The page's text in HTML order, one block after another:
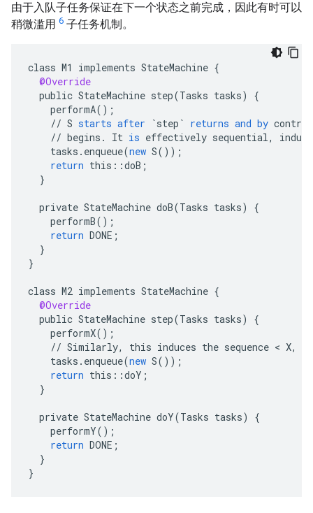
由于入队子任务保证在下一个状态之前完成，因此有时可以
稍微滥用 6 子任务机制。
class M1 implements StateMachine {
@Override
public StateMachine step(Tasks tasks)
{
performA();
// S starts after `step` returns and by
// begins . It is effectively sequential,
tasks . enqueue(new S());
return this ::doB ;
}
private StateMachine doB(Tasks tasks)
{
performB();
return DONE ;
}
}
class M2 implements StateMachine {
@Override
public StateMachine step(Tasks tasks)
{
performX();
// Similarly, this induces the sequence < X,
tasks . enqueue(new S());
return this ::doY ;
}
private StateMachine doY(Tasks tasks)
{
performY();
return DONE ;
}
}